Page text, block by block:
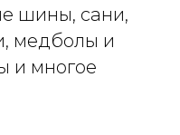
шины, сани,
медболы и
и многое